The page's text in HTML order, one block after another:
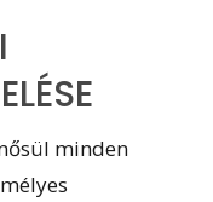
minden